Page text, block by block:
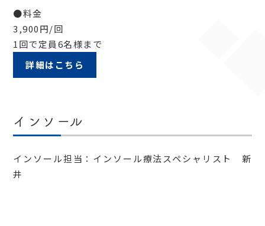
●料金
3,900円/回
1回で定員6名様まで
詳細はこちら
インソール
インソール担当：インソール療法スペシャリスト 新
井